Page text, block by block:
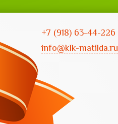
info@klk-matilda.ru
+7 (918) 63-44-226